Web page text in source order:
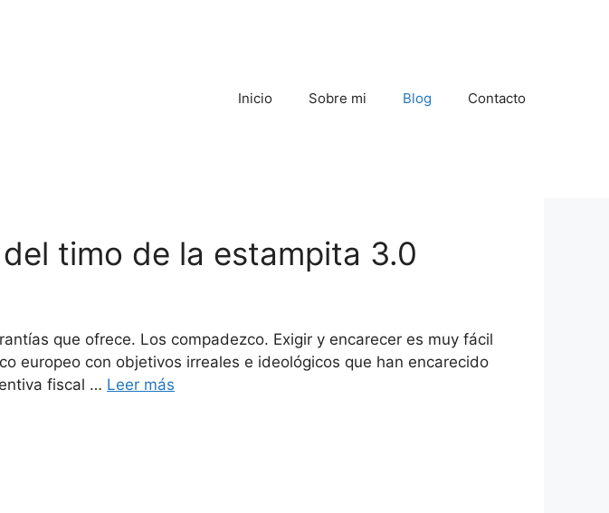
Inicio Sobre mi Blog Contacto
timo de la estampita 3.0
que ofrece. Los compadezco. Exigir y encarecer es muy fácil
europeo con objetivos irreales e ideológicos que han encarecido
fiscal … Leer más